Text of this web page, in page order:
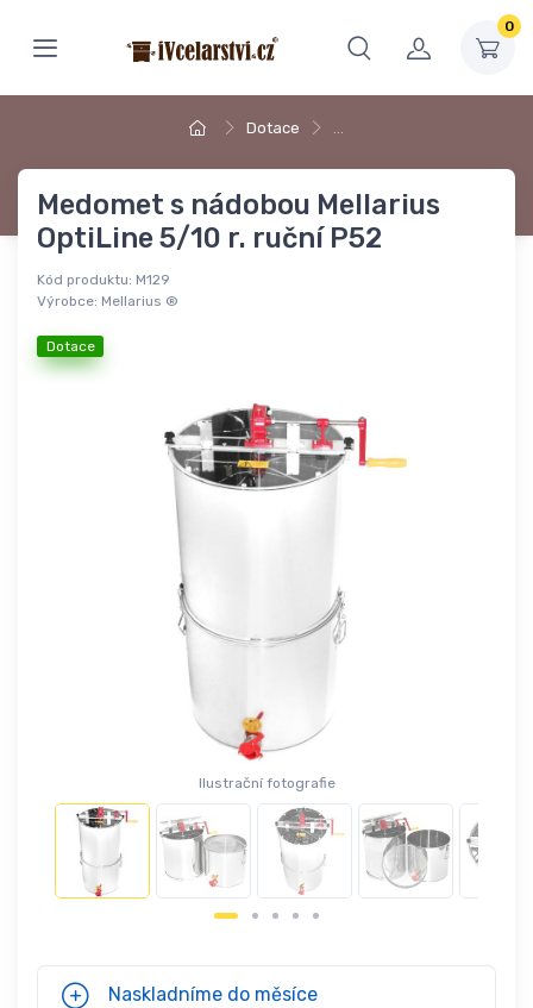
0
Dotace …
Medomet s nádobou Mellarius
OptiLine 5/10 r. ruční P52
Kód produktu: M129
Výrobce: Mellarius ®
Dotace
Ilustrační fotografie
Naskladníme do měsíce